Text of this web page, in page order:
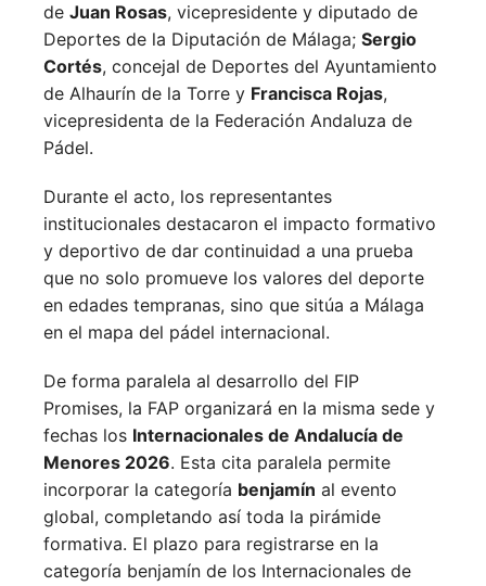
de Juan Rosas, vicepresidente y diputado de
Deportes de la Diputación de Málaga; Sergio
Cortés, concejal de Deportes del Ayuntamiento
de Alhaurín de la Torre y Francisca Rojas,
vicepresidenta de la Federación Andaluza de
Pádel.
Durante el acto, los representantes
institucionales destacaron el impacto formativo
y deportivo de dar continuidad a una prueba
que no solo promueve los valores del deporte
en edades tempranas, sino que sitúa a Málaga
en el mapa del pádel internacional.
De forma paralela al desarrollo del FIP
Promises, la FAP organizará en la misma sede y
fechas los Internacionales de Andalucía de
Menores 2026. Esta cita paralela permite
incorporar la categoría benjamín al evento
global, completando así toda la pirámide
formativa. El plazo para registrarse en la
categoría benjamín de los Internacionales de